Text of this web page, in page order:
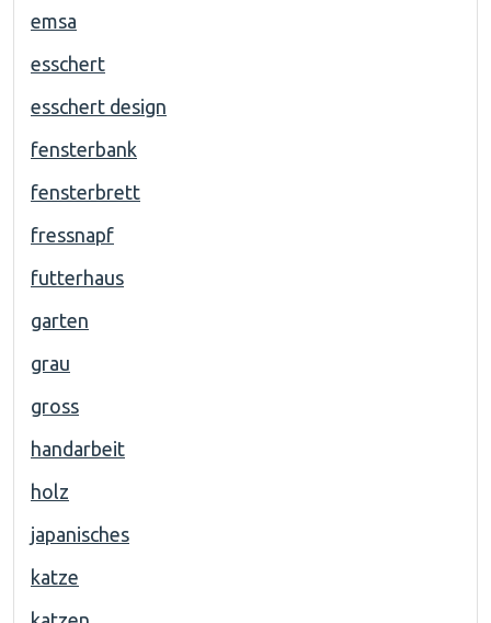
emsa
esschert
esschert design
fensterbank
fensterbrett
fressnapf
futterhaus
garten
grau
gross
handarbeit
holz
japanisches
katze